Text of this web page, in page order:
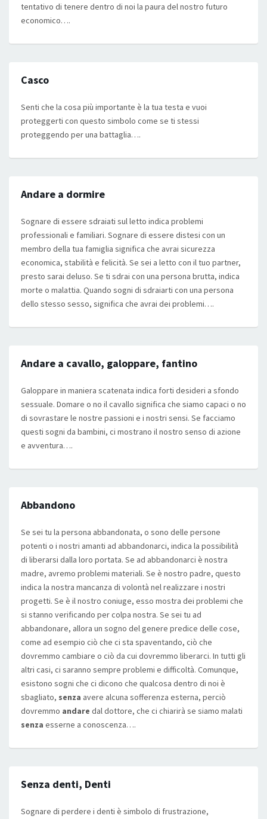
tentativo di tenere dentro di noi la paura del nostro futuro
economico….
Casco
Senti che la cosa più importante è la tua testa e vuoi
proteggerti con questo simbolo come se ti stessi
proteggendo per una battaglia….
Andare a dormire
Sognare di essere sdraiati sul letto indica problemi
professionali e familiari. Sognare di essere distesi con un
membro della tua famiglia significa che avrai sicurezza
economica, stabilità e felicità. Se sei a letto con il tuo partner,
presto sarai deluso. Se ti sdrai con una persona brutta, indica
morte o malattia. Quando sogni di sdraiarti con una persona
dello stesso sesso, significa che avrai dei problemi….
Andare a cavallo, galoppare, fantino
Galoppare in maniera scatenata indica forti desideri a sfondo
sessuale. Domare o no il cavallo significa che siamo capaci o no
di sovrastare le nostre passioni e i nostri sensi. Se facciamo
questi sogni da bambini, ci mostrano il nostro senso di azione
e avventura….
Abbandono
Se sei tu la persona abbandonata, o sono delle persone
potenti o i nostri amanti ad abbandonarci, indica la possibilità
di liberarsi dalla loro portata. Se ad abbandonarci è nostra
madre, avremo problemi materiali. Se è nostro padre, questo
indica la nostra mancanza di volontà nel realizzare i nostri
progetti. Se è il nostro coniuge, esso mostra dei problemi che
si stanno verificando per colpa nostra. Se sei tu ad
abbandonare, allora un sogno del genere predice delle cose,
come ad esempio ciò che ci sta spaventando, ciò che
dovremmo cambiare o ciò da cui dovremmo liberarci. In tutti gli
altri casi, ci saranno sempre problemi e difficoltà. Comunque,
esistono sogni che ci dicono che qualcosa dentro di noi è
sbagliato, senza avere alcuna sofferenza esterna, perciò
dovremmo andare dal dottore, che ci chiarirà se siamo malati
senza esserne a conoscenza….
Senza denti, Denti
Sognare di perdere i denti è simbolo di frustrazione,